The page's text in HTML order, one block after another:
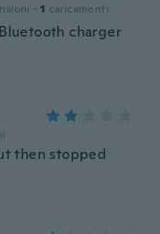
· 1 caricamenti
charger
then stopped